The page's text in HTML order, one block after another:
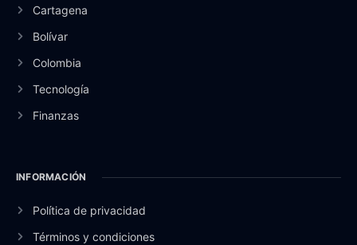
Cartagena
Bolívar
Colombia
Tecnología
Finanzas
INFORMACIÓN
Política de privacidad
Términos y condiciones